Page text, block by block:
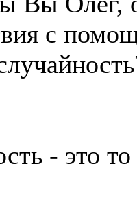
с
- это